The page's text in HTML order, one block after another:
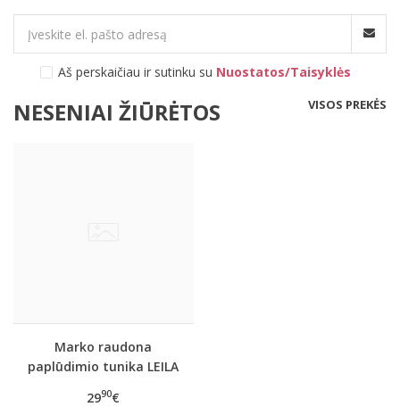
Aš perskaičiau ir sutinku su Nuostatos/Taisyklės
NESENIAI ŽIŪRĖTOS VISOS PREKĖS
Marko raudona
paplūdimio tunika LEILA
2990€